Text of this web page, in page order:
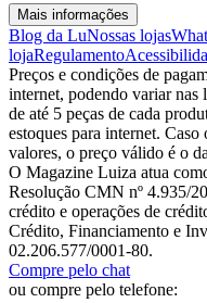
Mais informações
Blog da LuNossas lojas
lojaRegulamento
Preços e condições de
internet, podendo variar nas
de até 5 peças de cada
estoques para internet.
valores, o preço válido é o
O Magazine Luiza atua
Resolução CMN nº 4.935/
crédito e operações de
Crédito, Financiamento e
02.206.577/0001-80.
Compre pelo chat
ou compre pelo telefone: